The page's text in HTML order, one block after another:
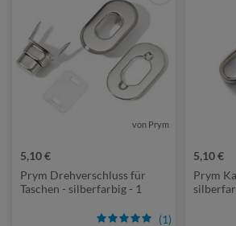
von Prym
5,10 €
(1)
Prym Drehverschluss für
Taschen - silberfarbig - 1
5,10 €
Prym